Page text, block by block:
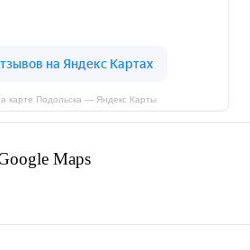
карте Подольска — Яндекс Карты
Maps